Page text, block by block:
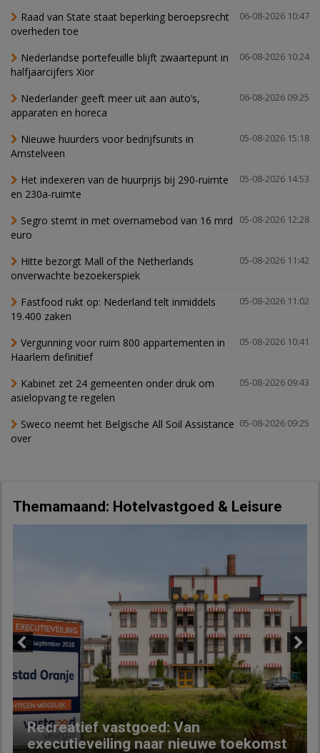
06-08-2026 10:47
Raad van State staat beperking beroepsrecht
overheden toe
06-08-2026 10:24
Nederlandse portefeuille blijft zwaartepunt in
halfjaarcijfers Xior
06-08-2026 09:25
Nederlander geeft meer uit aan auto’s,
apparaten en horeca
05-08-2026 15:18
Nieuwe huurders voor bedrijfsunits in
Amstelveen
05-08-2026 14:53
Het indexeren van de huurprijs bij 290-ruimte
en 230a-ruimte
05-08-2026 12:28
Segro stemt in met overnamebod van 16 mrd
euro
05-08-2026 11:42
Hitte bezorgt Mall of the Netherlands
onverwachte bezoekerspiek
05-08-2026 11:02
Fastfood rukt op: Nederland telt inmiddels
19.400 zaken
05-08-2026 10:41
Vergunning voor ruim 800 appartementen in
Haarlem definitief
05-08-2026 09:43
Kabinet zet 24 gemeenten onder druk om
asielopvang te regelen
05-08-2026 09:25
Sweco neemt het Belgische All Soil Assistance
over
Themamaand: Hotelvastgoed & Leisure
Recreatief vastgoed: Van
executieveiling naar nieuwe toekomst
Next